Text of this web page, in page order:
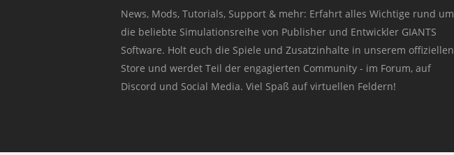
News, Mods, Tutorials, Support & mehr: Erfahrt alles Wichtige rund um
die beliebte Simulationsreihe von Publisher und Entwickler GIANTS
Software. Holt euch die Spiele und Zusatzinhalte in unserem offiziellen
Store und werdet Teil der engagierten Community - im Forum, auf
Discord und Social Media. Viel Spaß auf virtuellen Feldern!